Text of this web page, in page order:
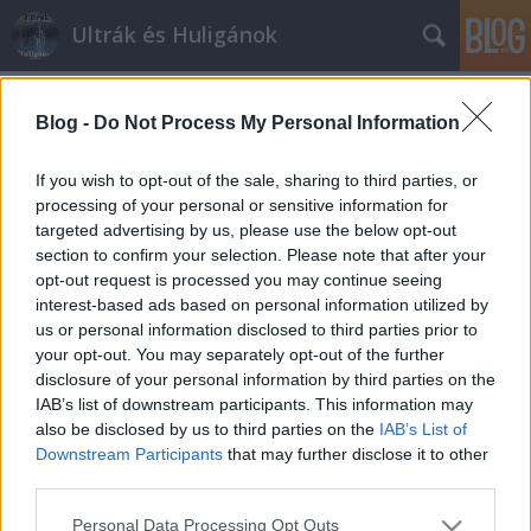
Blog - Do Not Process My Personal Information
If you wish to opt-out of the sale, sharing to third parties, or
processing of your personal or sensitive information for
targeted advertising by us, please use the below opt-out
section to confirm your selection. Please note that after your
opt-out request is processed you may continue seeing
interest-based ads based on personal information utilized by
us or personal information disclosed to third parties prior to
your opt-out. You may separately opt-out of the further
disclosure of your personal information by third parties on the
IAB’s list of downstream participants. This information may
also be disclosed by us to third parties on the IAB’s List of
Downstream Participants that may further disclose it to other
Please note that this website/app uses one or more Google
Personal Data Processing Opt Outs
Ultrák és Huligánok
mészy•2012. július 19.
Ahogy épp böngészek a neten, kikerekedett
szemekkel látok egy szlovák focival kapcsolatos
oldalt. Gondoltam kis naívan, biztos egy szokásosan
szlovák érzelmű egyén szerkeszti az oldalt, nem is
tévedtem, ám álmomban sem gondoltam, hogy a
"magyar" gyerek saját anyanyelvén (magyar), a…
Nyári program